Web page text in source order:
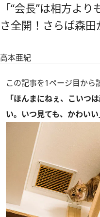
「“会長”は相方よ
さ全開！さらば森田
高本亜紀
この記事を1ページ目から
「ほんまにねぇ、こいつ
い。いつ見ても、かわいい